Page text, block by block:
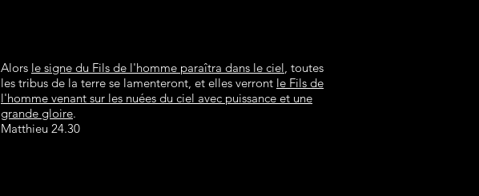
Alors le signe du Fils de l'homme paraîtra dans le ciel, toutes
les tribus de la terre se lamenteront, et elles verront le Fils de
l'homme venant sur les nuées du ciel avec puissance et une
grande gloire.
Matthieu 24.30